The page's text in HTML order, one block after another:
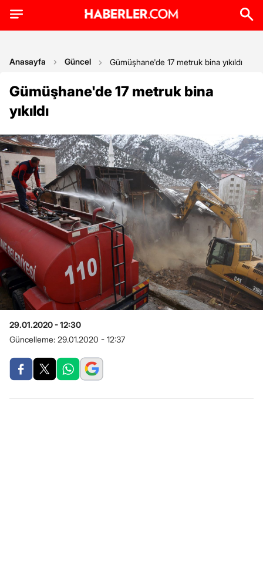
Anasayfa Güncel Gümüşhane'de 17 metruk bina yıkıldı
Gümüşhane'de 17 metruk bina
yıkıldı
29.01.2020 - 12:30
Güncelleme: 29.01.2020 - 12:37